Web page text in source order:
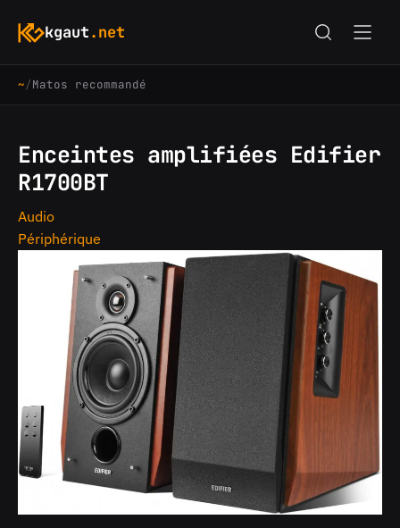
kgaut.net
~/Matos recommandé
Enceintes amplifiées Edifier
R1700BT
Audio
Périphérique